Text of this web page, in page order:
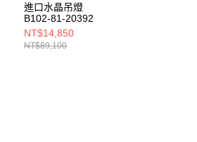
進口水晶吊燈
B102-81-20392
NT$14,850
NT$89,100